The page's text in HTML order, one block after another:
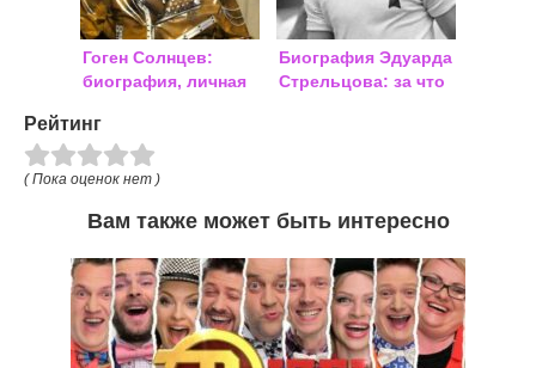
Гоген Солнцев:
биография, личная
Биография Эдуарда
Стрельцова: за что
Рейтинг
( Пока оценок нет )
Вам также может быть интересно